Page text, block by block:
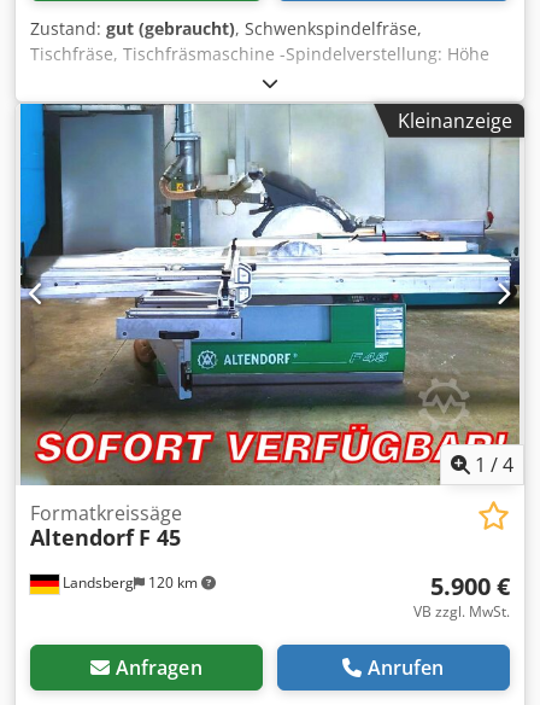
Zustand: gut (gebraucht), Schwenkspindelfräse,
Tischfräse, Tischfräsmaschine -Spindelverstellung: Höhe
und Winkel -schwenkbar: -3° bis 45° -Antrieb: 4,5/5,5 kW -
Drehzahl: 3000/4500/6000/9000/12000 U/min -
Vorschubapparat Holz-Her 3 Rollen -Nutzlänge der Welle:
100 mm -Spindel: Ø 30 mm -max. Fräser: Ø 220 mm -
Abmessungen: 1540/1100/H1520 mm Credpfx Aeh Nvyzeb
Tsf -Gewicht: 962 kg
Kleinanzeige
1 /4
Landsberg 120 km
Formatkreissäge
Altendorf F 45
5.900 €
VB zzgl. MwSt.
Anfragen Anrufen